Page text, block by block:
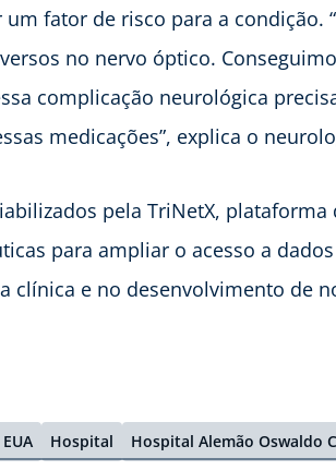
fator de risco para a condição.
no nervo óptico.
complicação neurológica
medicações”, explica o
pela TriNetX,
para ampliar o acesso a
clínica e no desenvolvimento de
EUA Hospital Hospital Alemão Oswaldo